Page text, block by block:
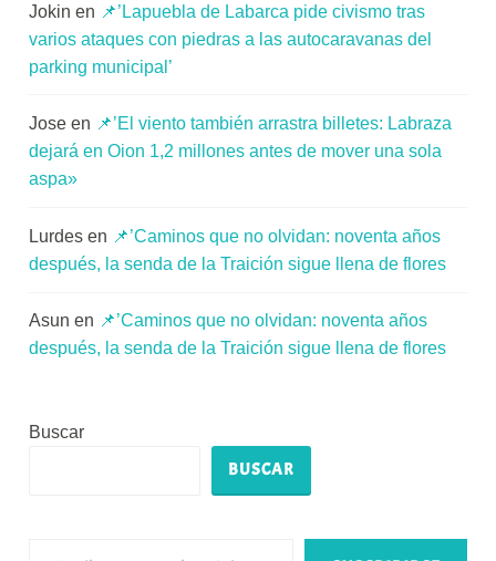
Jokin en 📌’Lapuebla de Labarca pide civismo tras
varios ataques con piedras a las autocaravanas del
parking municipal’
Jose en 📌’El viento también arrastra billetes: Labraza
dejará en Oion 1,2 millones antes de mover una sola
aspa»
Lurdes en 📌’Caminos que no olvidan: noventa años
después, la senda de la Traición sigue llena de flores
Asun en 📌’Caminos que no olvidan: noventa años
después, la senda de la Traición sigue llena de flores
Buscar
BUSCAR